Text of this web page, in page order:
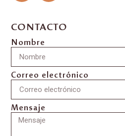
CONTACTO
Nombre
Correo electrónico
Mensaje